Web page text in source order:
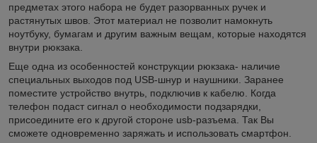
предметах этого набора не будет разорванных ручек и
растянутых швов. Этот материал не позволит намокнуть
ноутбуку, бумагам и другим важным вещам, которые находятся
внутри рюкзака.
Еще одна из особенностей конструкции рюкзака- наличие
специальных выходов под USB-шнур и наушники. Заранее
поместите устройство внутрь, подключив к кабелю. Когда
телефон подаст сигнал о необходимости подзарядки,
присоедините его к другой стороне usb-разъема. Так Вы
сможете одновременно заряжать и использовать смартфон.